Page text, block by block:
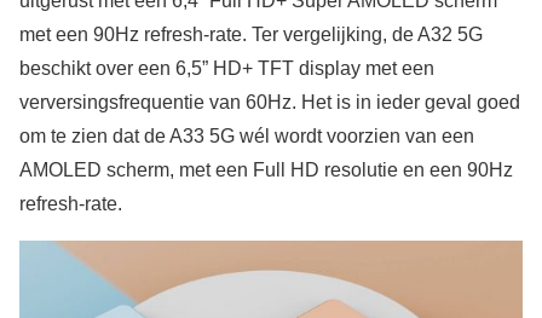
met een 90Hz refresh-rate. Ter vergelijking, de A32 5G
beschikt over een 6,5” HD+ TFT display met een
verversingsfrequentie van 60Hz. Het is in ieder geval goed
om te zien dat de A33 5G wél wordt voorzien van een
AMOLED scherm, met een Full HD resolutie en een 90Hz
refresh-rate.